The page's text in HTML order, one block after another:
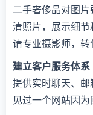
二手奢侈品对图
清照片，展示细
请专业摄影师，转
建立客户服务体系
提供实时聊天、
见过一个网站因为